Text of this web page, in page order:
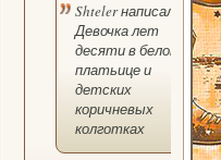
Shteler написал(а):
Девочка лет
десяти в белом
платьице и
детских
коричневых
колготках